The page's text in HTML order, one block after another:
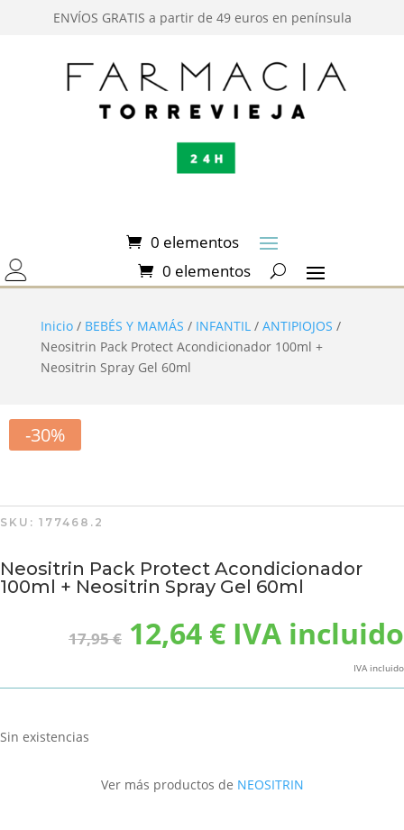
ENVÍOS GRATIS a partir de 49 euros en península
0 elementos
0 elementos
Inicio/ BEBÉS Y MAMÁS / INFANTIL/ ANTIPIOJOS /
Neositrin Pack Protect Acondicionador 100ml +
Neositrin Spray Gel 60ml
-30%
SKU: 177468.2
Neositrin Pack Protect Acondicionador
100ml + Neositrin Spray Gel 60ml
17,95€ El
precio
era:
12,64 €El
precio
es:
IVA incluido
IVA incluido
Sin existencias
Ver más productos de NEOSITRIN